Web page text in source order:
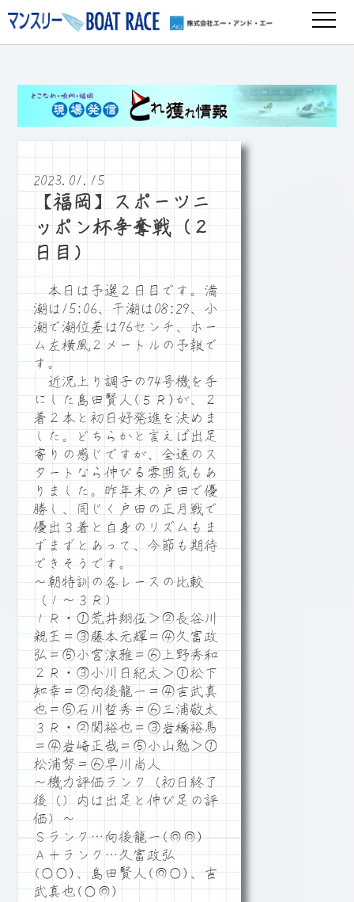
2023.01.15
【福岡】スポーツニ
ッポン杯争奪戦（２
日目）
本日は予選２日目です。満
潮は15:06、干潮は08:29、小
潮で潮位差は76センチ、ホー
ム左横風２メートルの予報で
す。
近況上り調子の74号機を手
にした島田賢人(５Ｒ)が、２
着２本と初日好発進を決めま
した。どちらかと言えば出足
寄りの感じですが、全速のス
タートなら伸びる雰囲気もあ
りました。昨年末の戸田で優
勝し、同じく戸田の正月戦で
優出３着と自身のリズムもま
ずまずとあって、今節も期待
できそうです。
～朝特訓の各レースの比較
（１～３Ｒ）
１Ｒ・①荒井翔伍＞②長谷川
親王＝③藤本元輝＝④久富政
弘＝⑤小宮涼雅＝⑥上野秀和
２Ｒ・③小川日紀太＞①松下
知幸＝②向後龍一＝④吉武真
也＝⑤石川哲秀＝⑥三浦敬太
３Ｒ・②関裕也＝③岩橋裕馬
＝④岩崎正哉＝⑤小山勉＞①
松浦努＝⑥早川尚人
～機力評価ランク（初日終了
後（）内は出足と伸び足の評
価）～
Ｓランク…向後龍一(◎◎)
Ａ＋ランク…久富政弘
(○○)、島田賢人(◎○)、吉
武真也(○◎)